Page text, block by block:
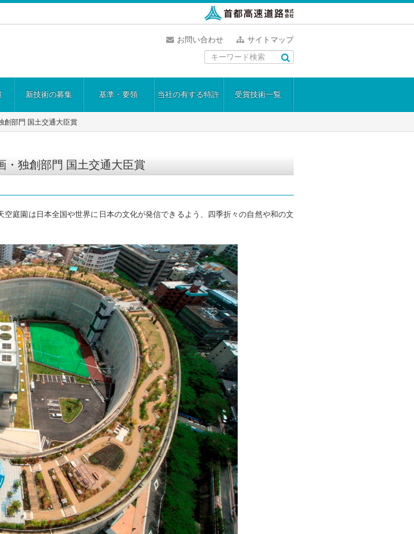
お問い合わせ サイトマップ
新技術の募集 基準・要領 当社の有する特許 受賞技術一覧
創部門 国土交通大臣賞
・独創部門 国土交通大臣賞
空庭園は日本全国や世界に日本の文化が発信できるよう、四季折々の自然や和の文